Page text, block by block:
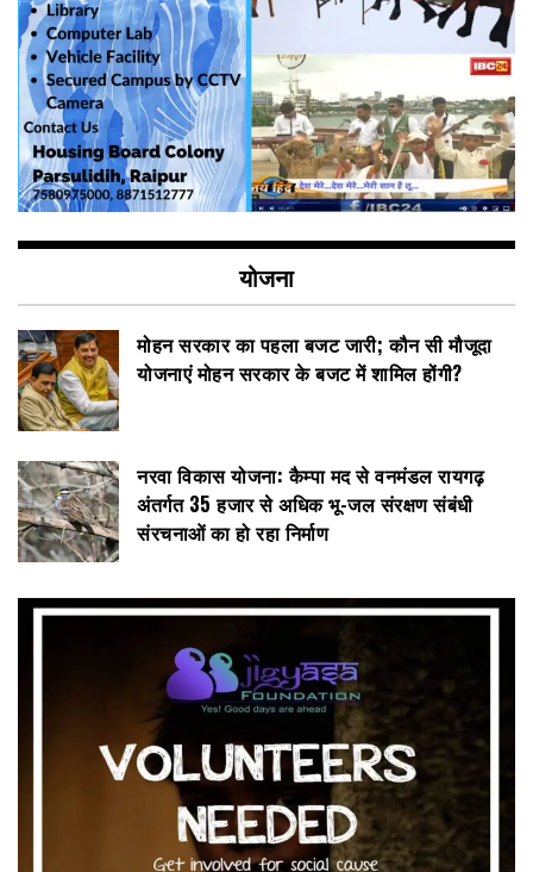
योजना
मोहन सरकार का पहला बजट जारी; कौन सी मौजूदा
योजनाएं मोहन सरकार के बजट में शामिल होंगी?
नरवा विकास योजना: कैम्पा मद से वनमंडल रायगढ़
अंतर्गत 35 हजार से अधिक भू-जल संरक्षण संबंधी
संरचनाओं का हो रहा निर्माण